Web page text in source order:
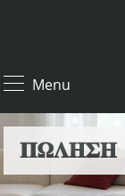
Menu
𝚷𝛀𝚲𝚮𝚺𝚮